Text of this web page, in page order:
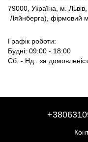
79000, Україна, м. Львів,
Ляйнберга), фірмовий
Графік роботи:
Будні: 09:00 - 18:00
Сб. - Нд.: за